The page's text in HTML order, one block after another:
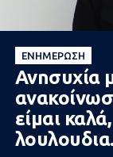
ΕΝΗΜΈΡΩΣΗ
Ανnσυxία
είμαι